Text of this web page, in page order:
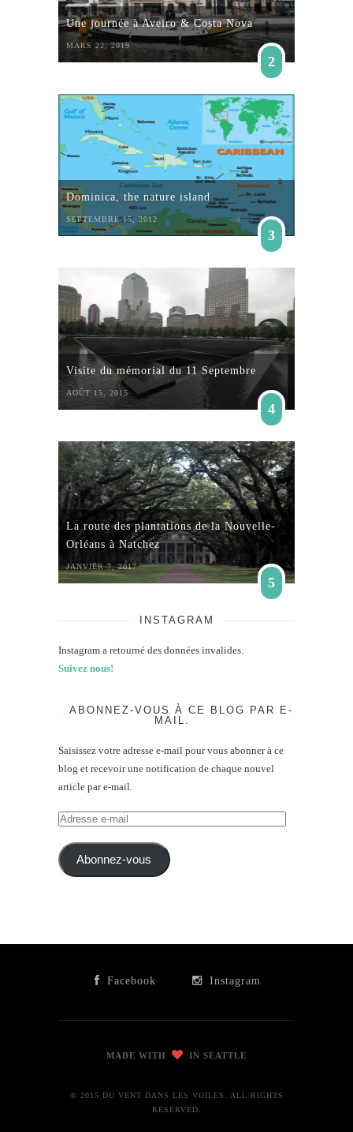
Une journée à Aveiro & Costa Nova
MARS 22, 2019
2
Dominica, the nature island
SEPTEMBRE 15, 2012
3
Visite du mémorial du 11 Septembre
AOÛT 15, 2015
4
La route des plantations de la Nouvelle-
Orléans à Natchez
JANVIER 7, 2017
5
INSTAGRAM
Instagram a retourné des données invalides.
Suivez nous!
ABONNEZ-VOUS À CE BLOG PAR E-
MAIL.
Saisissez votre adresse e-mail pour vous abonner à ce
blog et recevoir une notification de chaque nouvel
article par e-mail.
Adresse
mail Abonnez-vous
Facebook Instagram
MADE WITH IN SEATTLE
© 2015 DU VENT DANS LES VOILES. ALL RIGHTS
RESERVED.